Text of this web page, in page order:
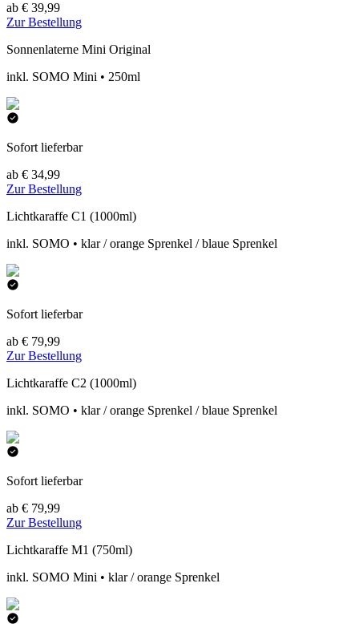
ab € 39,99
Zur Bestellung
Sonnenlaterne Mini Original
inkl. SOMO Mini • 250ml
Sofort lieferbar
ab € 34,99
Zur Bestellung
Lichtkaraffe C1 (1000ml)
inkl. SOMO • klar / orange Sprenkel / blaue Sprenkel
Sofort lieferbar
ab € 79,99
Zur Bestellung
Lichtkaraffe C2 (1000ml)
inkl. SOMO • klar / orange Sprenkel / blaue Sprenkel
Sofort lieferbar
ab € 79,99
Zur Bestellung
Lichtkaraffe M1 (750ml)
inkl. SOMO Mini • klar / orange Sprenkel